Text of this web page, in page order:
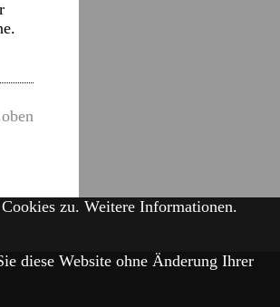
zu. Weitere Informationen.
diese Website ohne Änderung Ihrer